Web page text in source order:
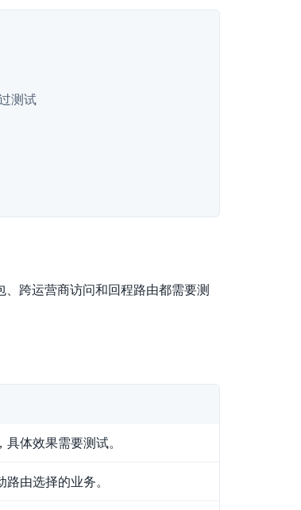
测试
跨运营商访问和回程路由都需要测
体效果需要测试。
由选择的业务。